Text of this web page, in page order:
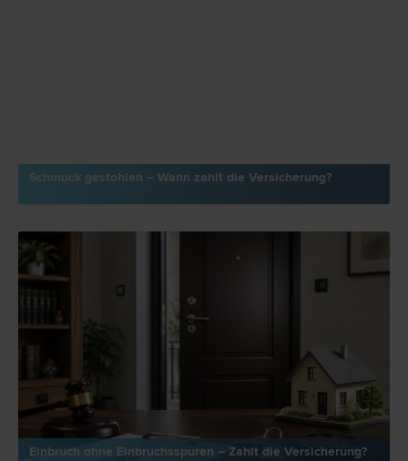
Schmuck gestohlen – Wann zahlt die Versicherung?
Einbruch ohne Einbruchsspuren – Zahlt die Versicherung?